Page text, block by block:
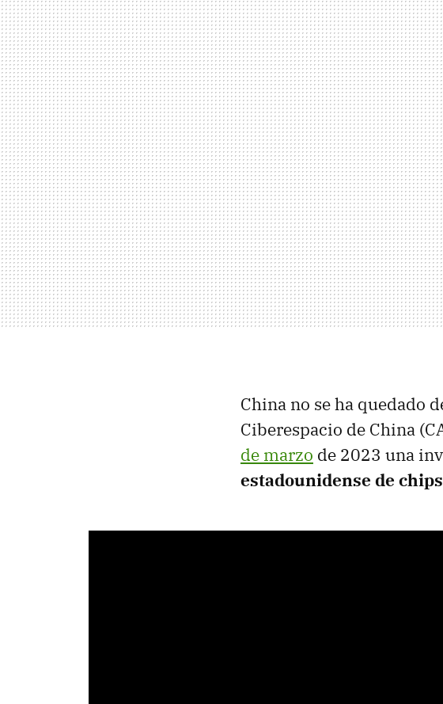
China no se ha quedado
Ciberespacio de China
de marzo de 2023 una
estadounidense de chips